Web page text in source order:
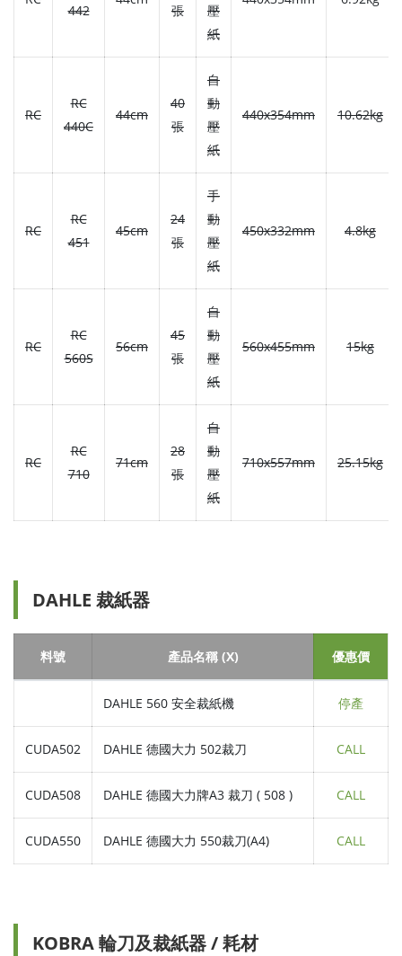
442
張
壓
紙
RC
RC
440C
44cm
40
張
自
動
壓
紙
440x354mm 10.62kg
RC
RC
451
45cm
24
張
手
動
壓
紙
450x332mm 4.8kg
RC
RC
560S
56cm
45
張
自
動
壓
紙
560x455mm 15kg
RC
RC
710
71cm
28
張
自
動
壓
紙
710x557mm 25.15kg
DAHLE 裁紙器
料號 產品名稱 (X) 優惠價
DAHLE 560 安全裁紙機 停產
CUDA502 DAHLE 德國大力 502裁刀 CALL
CUDA508 DAHLE 德國大力牌A3 裁刀 ( 508 ) CALL
CUDA550 DAHLE 德國大力 550裁刀(A4) CALL
KOBRA 輪刀及裁紙器 / 耗材